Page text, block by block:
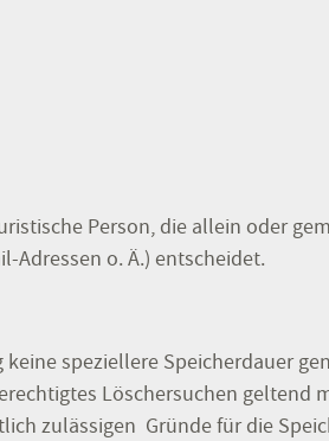
Person, die allein oder
Adressen o. Ä.) entscheidet.
speziellere Speicherdauer
Löschersuchen
zulässigen Gründe für die